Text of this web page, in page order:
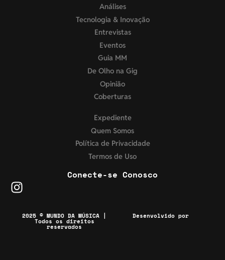
Análises
Tecnologia & Inovação
Entrevistas
Eventos
Guia MM
De Olho na Gig
Opinião
Coberturas
Expediente
Quem Somos
Política de Privacidade
Termos de Uso
Conecte-se Conosco
2025 © MUNDO DA MÚSICA |
Todos os direitos
reservados
Desenvolvido por